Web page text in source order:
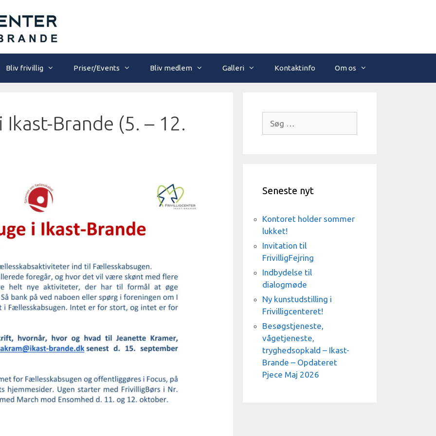
Bliv frivillig Priser/Events Bliv medlem Galleri Kontaktinfo Om os
Brande (5. – 12.
efter:
Seneste nyt
Kontoret holder sommer
lukket!
Invitation til
FrivilligFejring
Indbydelse til
dialogmøde
Ny kunstudstilling i
Frivilligcenteret!
Besøgstjeneste,
vågetjeneste,
tryghedsopkald – Ikast-
Brande – Opdateret
Pjece Maj 2026